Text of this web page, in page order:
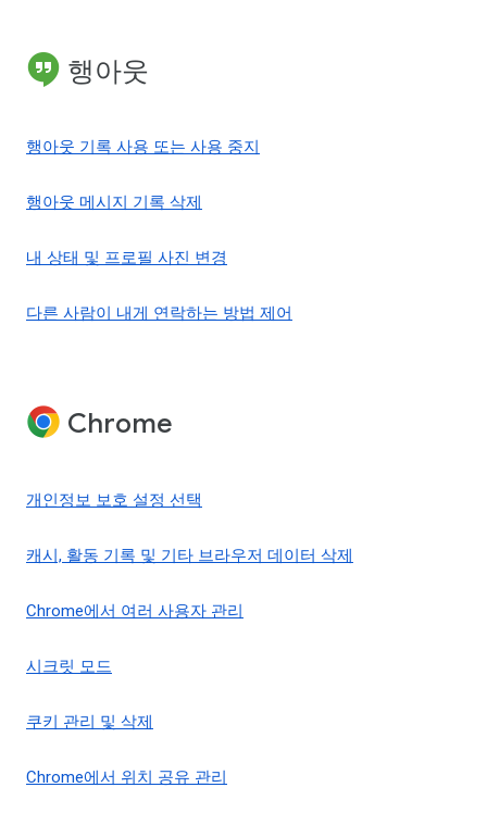
행아웃
행아웃 기록 사용 또는 사용 중지
행아웃 메시지 기록 삭제
내 상태 및 프로필 사진 변경
다른 사람이 내게 연락하는 방법 제어
Chrome
개인정보 보호 설정 선택
캐시, 활동 기록 및 기타 브라우저 데이터 삭제
Chrome에서 여러 사용자 관리
시크릿 모드
쿠키 관리 및 삭제
Chrome에서 위치 공유 관리